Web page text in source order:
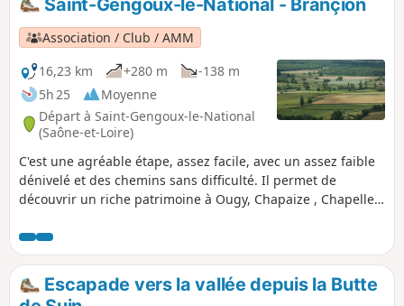
Association / Club / AMM
16,23 km
+280 m
-138 m
5h 25
Moyenne
Départ à Saint-Gengoux-le-National
(Saône-et-Loire)
C'est une agréable étape, assez facile, avec un assez faible
dénivelé et des chemins sans difficulté. Il permet de
découvrir un riche patrimoine à Ougy, Chapaize , Chapelle-
remarquable chapelle. Il s'agit d'une étape de la Via
Burgundia qui traverse toute la Bourgogne depuis
Montereau-Fault-Yonne jusqu'à Mâcon.
Escapade vers la vallée depuis la Butte